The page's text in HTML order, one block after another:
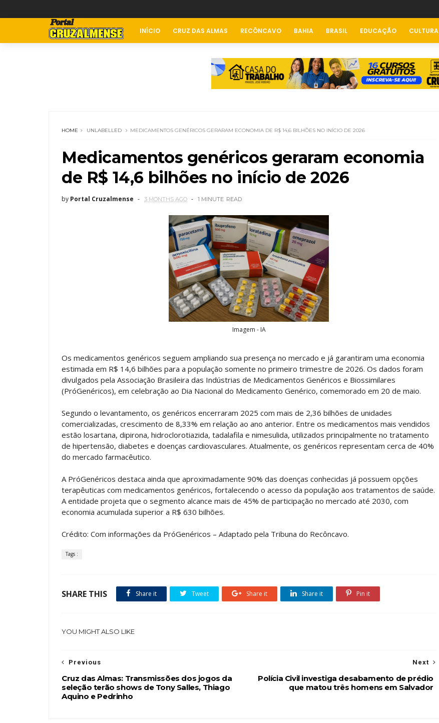
INÍCIO CRUZ DAS ALMAS RECÔNCAVO BAHIA BRASIL EDUCAÇÃO CULTURA
HOME UNLABELLED MEDICAMENTOS GENÉRICOS GERARAM ECONOMIA DE R$ 14,6 BILHÕES NO INÍCIO DE 2026
Medicamentos genéricos geraram economia
de R$ 14,6 bilhões no início de 2026
by Portal Cruzalmense 3 MONTHS AGO 1 MINUTE READ
Imagem - IA
Os medicamentos genéricos seguem ampliando sua presença no mercado e já garantiram uma economia
estimada em R$ 14,6 bilhões para a população somente no primeiro trimestre de 2026. Os dados foram
divulgados pela Associação Brasileira das Indústrias de Medicamentos Genéricos e Biossimilares
(PróGenéricos), em celebração ao Dia Nacional do Medicamento Genérico, comemorado em 20 de maio.
Segundo o levantamento, os genéricos encerraram 2025 com mais de 2,36 bilhões de unidades
comercializadas, crescimento de 8,33% em relação ao ano anterior. Entre os medicamentos mais vendidos
estão losartana, dipirona, hidroclorotiazida, tadalafila e nimesulida, utilizados principalmente no tratamento
de hipertensão, diabetes e doenças cardiovasculares. Atualmente, os genéricos representam cerca de 40%
do mercado farmacêutico.
A PróGenéricos destaca ainda que aproximadamente 90% das doenças conhecidas já possuem opções
terapêuticas com medicamentos genéricos, fortalecendo o acesso da população aos tratamentos de saúde.
A entidade projeta que o segmento alcance mais de 45% de participação no mercado até 2030, com
economia acumulada superior a R$ 630 bilhões.
Crédito: Com informações da PróGenéricos – Adaptado pela Tribuna do Recôncavo.
Tags :
SHARE THIS Share it Tweet Share it Share it Pin it
YOU MIGHT ALSO LIKE
Next
Polícia Civil investiga desabamento de prédio
que matou três homens em Salvador
Previous
Cruz das Almas: Transmissões dos jogos da
seleção terão shows de Tony Salles, Thiago
Aquino e Pedrinho